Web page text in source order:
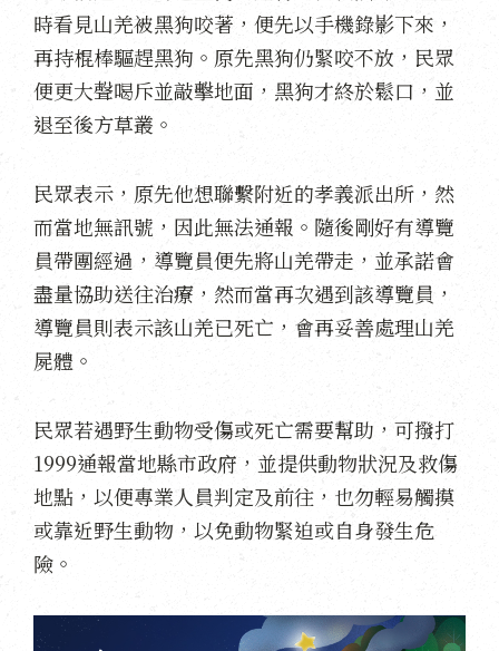
時看見山羌被黑狗咬著，便先以手機錄影下來，
再持棍棒驅趕黑狗。原先黑狗仍緊咬不放，民眾
便更大聲喝斥並敲擊地面，黑狗才終於鬆口，並
退至後方草叢。
民眾表示，原先他想聯繫附近的孝義派出所，然
而當地無訊號，因此無法通報。隨後剛好有導覽
員帶團經過，導覽員便先將山羌帶走，並承諾會
盡量協助送往治療，然而當再次遇到該導覽員，
導覽員則表示該山羌已死亡，會再妥善處理山羌
屍體。
民眾若遇野生動物受傷或死亡需要幫助，可撥打
1999通報當地縣市政府，並提供動物狀況及救傷
地點，以便專業人員判定及前往，也勿輕易觸摸
或靠近野生動物，以免動物緊迫或自身發生危
險。